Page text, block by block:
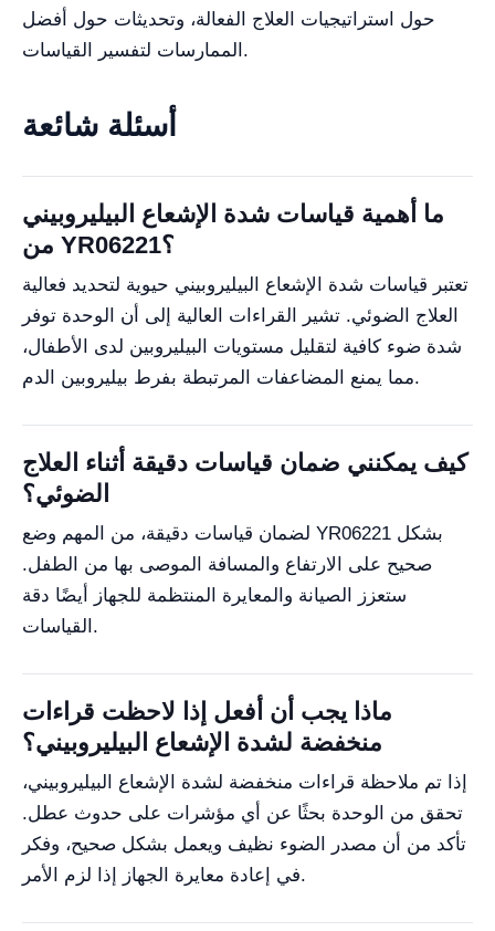
حول استراتيجيات العلاج الفعالة، وتحديثات حول أفضل
الممارسات لتفسير القياسات.
أسئلة شائعة
ما أهمية قياسات شدة الإشعاع البيليروبيني
من YR06221؟
تعتبر قياسات شدة الإشعاع البيليروبيني حيوية لتحديد فعالية
العلاج الضوئي. تشير القراءات العالية إلى أن الوحدة توفر
شدة ضوء كافية لتقليل مستويات البيليروبين لدى الأطفال،
مما يمنع المضاعفات المرتبطة بفرط بيليروبين الدم.
كيف يمكنني ضمان قياسات دقيقة أثناء العلاج
الضوئي؟
لضمان قياسات دقيقة، من المهم وضع YR06221 بشكل
صحيح على الارتفاع والمسافة الموصى بها من الطفل.
ستعزز الصيانة والمعايرة المنتظمة للجهاز أيضًا دقة
القياسات.
ماذا يجب أن أفعل إذا لاحظت قراءات
منخفضة لشدة الإشعاع البيليروبيني؟
إذا تم ملاحظة قراءات منخفضة لشدة الإشعاع البيليروبيني،
تحقق من الوحدة بحثًا عن أي مؤشرات على حدوث عطل.
تأكد من أن مصدر الضوء نظيف ويعمل بشكل صحيح، وفكر
في إعادة معايرة الجهاز إذا لزم الأمر.